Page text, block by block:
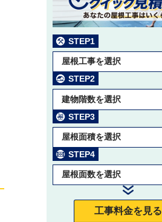
STEP1
屋根工事を選択
STEP2
建物階数を選択
STEP3
屋根面積を選択
STEP4
屋根面数を選択
工事料金を見る